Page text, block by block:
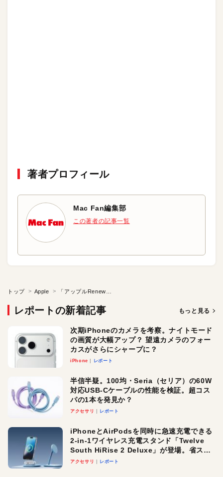
著者プロフィール
Mac Fan編集部
この著者の記事一覧
トップ Apple
レポートの新着記事 もっと見る
次期iPhoneのカメラを考察。ナイトモード
の画質が大幅アップ？ 望遠カメラのフォー
カスがさらにシャープに？
iPhone レポート
半信半疑。100均・Seria（セリア）の60W
対応USB-Cケーブルの性能を検証。超コス
パの1本を発見か？
アクセサリ レポート
iPhoneとAirPodsを同時に急速充電できる
2-in-1ワイヤレス充電スタンド「Twelve
South HiRise 2 Deluxe」が登場。省スペ
ースでおしゃれに充電したい人にオスス
アクセサリ レポート